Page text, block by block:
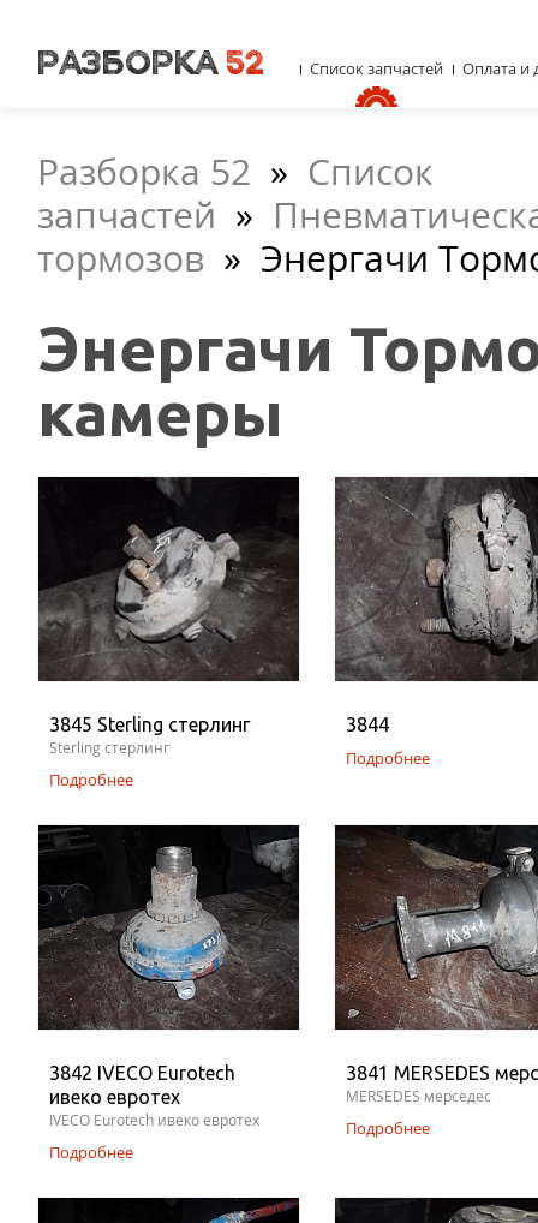
Разборка 52 » Список
запчастей »
тормозов » Энергачи
Энергачи
камеры
3845 Sterling стерлинг
Sterling стерлинг
Подробнее
3844
Подробнее
3842 IVECO Eurotech
ивеко евротех
IVECO Eurotech ивеко евротех
Подробнее
3841 MERSEDES
MERSEDES мерседес
Подробнее
Список запчастей Оплата и